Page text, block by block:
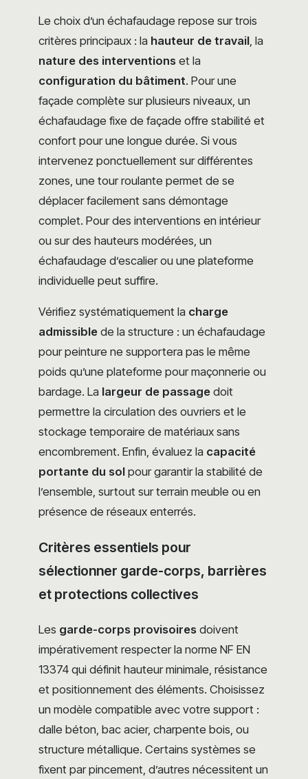
Le choix d’un échafaudage repose sur trois
critères principaux : la hauteur de travail , la
nature des interventions et la
configuration du bâtiment. Pour une
façade complète sur plusieurs niveaux, un
échafaudage fixe de façade offre stabilité et
confort pour une longue durée. Si vous
intervenez ponctuellement sur différentes
zones, une tour roulante permet de se
déplacer facilement sans démontage
complet. Pour des interventions en intérieur
ou sur des hauteurs modérées, un
échafaudage d’escalier ou une plateforme
individuelle peut suffire.
Vérifiez systématiquement la charge
admissible de la structure : un échafaudage
pour peinture ne supportera pas le même
poids qu’une plateforme pour maçonnerie ou
bardage. La largeur de passage doit
permettre la circulation des ouvriers et le
stockage temporaire de matériaux sans
encombrement. Enfin, évaluez la capacité
portante du sol pour garantir la stabilité de
l’ensemble, surtout sur terrain meuble ou en
présence de réseaux enterrés.
Critères essentiels pour
sélectionner garde-corps, barrières
et protections collectives
Les garde-corps provisoires doivent
impérativement respecter la norme NF EN
13374 qui définit hauteur minimale, résistance
et positionnement des éléments. Choisissez
un modèle compatible avec votre support :
dalle béton, bac acier, charpente bois, ou
structure métallique. Certains systèmes se
fixent par pincement, d’autres nécessitent un